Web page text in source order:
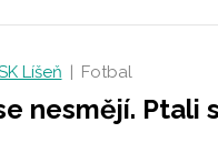
Líšeň Fotbal
nesmějí. Ptali